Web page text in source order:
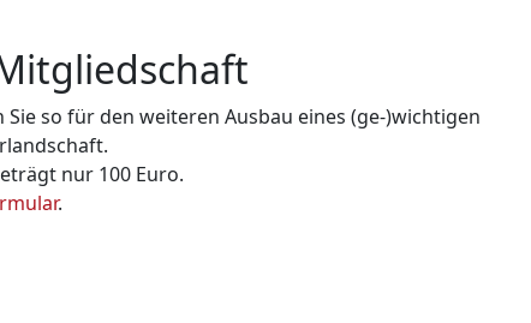
so für den weiteren Ausbau eines (ge-)wichtigen
nur 100 Euro.
.